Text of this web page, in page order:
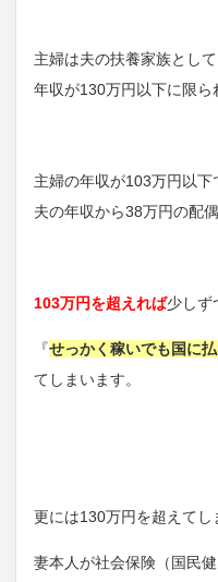
主婦は夫の扶養家族とし
年収が130万円以下に限ら
主婦の年収が103万円以下
夫の年収から38万円の配
103万円を超えれば少しず
『せっかく稼いでも国に
てしまいます。
更には130万円を超えてし
妻本人が社会保険（国民